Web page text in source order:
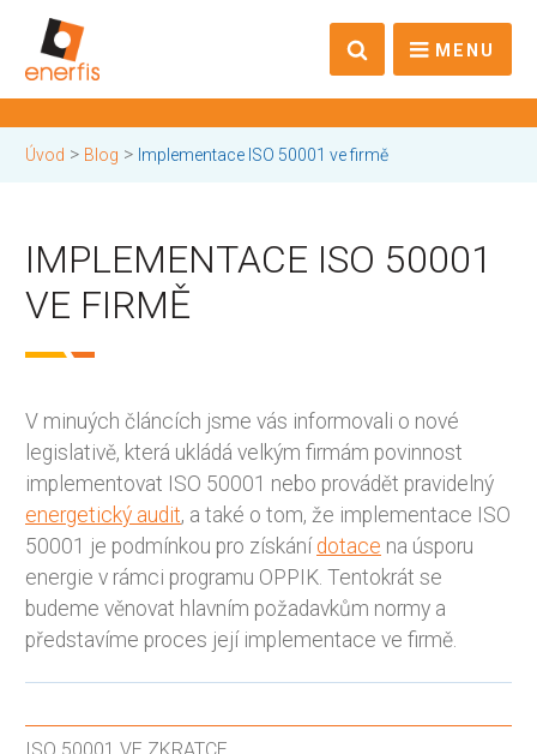
MENU
Úvod > Blog > Implementace ISO 50001 ve firmě
IMPLEMENTACE ISO 50001
VE FIRMĚ
V minuých článcích jsme vás informovali o nové
legislativě, která ukládá velkým firmám povinnost
implementovat ISO 50001 nebo provádět pravidelný
energetický audit, a také o tom, že implementace ISO
50001 je podmínkou pro získání dotace na úsporu
energie v rámci programu OPPIK. Tentokrát se
budeme věnovat hlavním požadavkům normy a
představíme proces její implementace ve firmě.